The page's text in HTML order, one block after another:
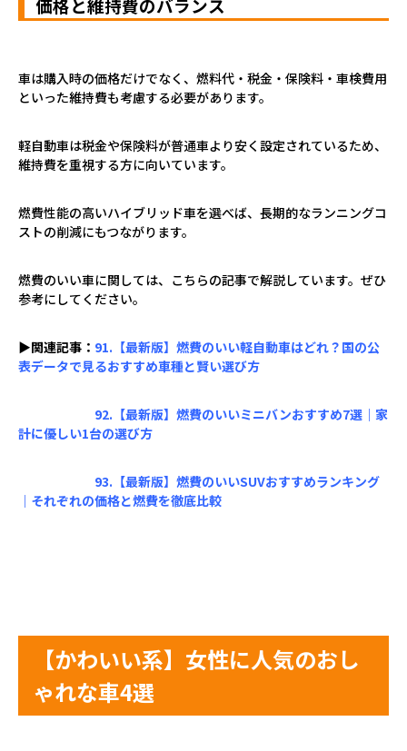
車は購入時の価格だけでなく、燃料代・税金・保険料・車検費用
といった維持費も考慮する必要があります。
軽自動車は税金や保険料が普通車より安く設定されているため、
維持費を重視する方に向いています。
燃費性能の高いハイブリッド車を選べば、長期的なランニングコ
ストの削減にもつながります。
燃費のいい車に関しては、こちらの記事で解説しています。ぜひ
参考にしてください。
▶関連記事： 91.【最新版】燃費のいい軽自動車はどれ？国の公
表データで見るおすすめ車種と賢い選び方
92.【最新版】燃費のいいミニバンおすすめ7選｜家
計に優しい1台の選び方
93.【最新版】燃費のいいSUVおすすめランキング
｜それぞれの価格と燃費を徹底比較
【かわいい系】女性に人気のおし
ゃれな車4選